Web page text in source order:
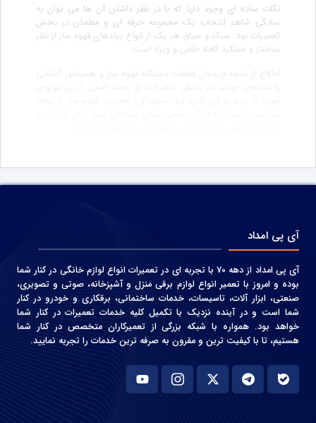
نکات ساده ای وجود دارد که با در نظر داشتن آن ها می توان به
سادگی شاهد انتخاب یک مجموعه حرفه ای و مطمئن در بخش
تعمیرات بود. سبک و سیاق هر یک از انواع برندهای قهوه ساز از نظر
ساختار و عملکرد کاملا خاص و ویژه است.
آی پی امداد
آی پی امداد از دهه 70 با تجربه ای در تعمیرات انواع لوازم خانگی در کنار شما
بوده و امروز با تعمیر انواع لوازم برقی منزل و آشپزخانه، صوتی و‌ تصویری،
صنعتی، ابزار آلات، تاسیسات، خدمات ساختمانی، برقکاری و خودرو در کنار
شما است و در آینده نزدیک با تکمیل کلیه خدمات تعمیرات در کنار شما
خواهد بود. همواره با شبکه بزرگی از تعمیرکاران متخصص در کنار شما
هستیم، تا با کیفیت ترین و مقرون به صرفه ترین خدمات را تجربه نمایید.